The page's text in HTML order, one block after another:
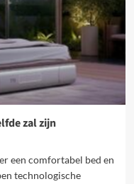
zal zijn
een comfortabel bed en
technologische